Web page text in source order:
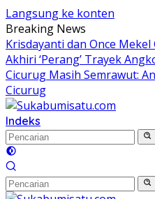
Langsung ke konten
Breaking News
Krisdayanti dan Once
Akhiri ‘Perang’ Trayek
Cicurug Masih Semrawut:
Cicurug
Indeks